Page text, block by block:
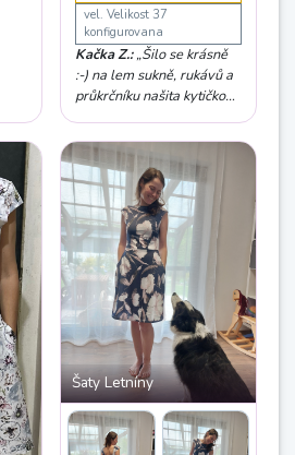
vel. Velikost 37
konfigurovana
Kačka Z.:„Šilo se krásně
:-) na lem sukně, rukávů a
průkrčníku našita kytičková
sukně.“
Šaty Letníny